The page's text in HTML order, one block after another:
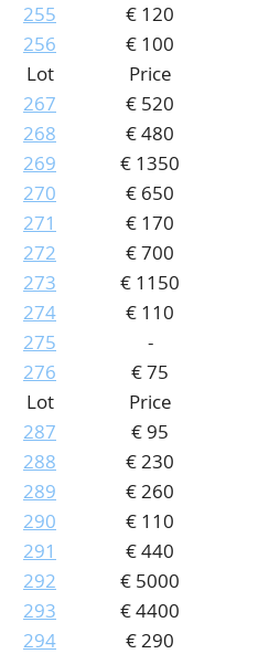
255
€ 120
256
€ 100
Lot
Price
267
€ 520
268
€ 480
269
€ 1350
270
€ 650
271
€ 170
272
€ 700
273
€ 1150
274
€ 110
275
-
276
€ 75
Lot
Price
287
€ 95
288
€ 230
289
€ 260
290
€ 110
291
€ 440
292
€ 5000
293
€ 4400
294
€ 290